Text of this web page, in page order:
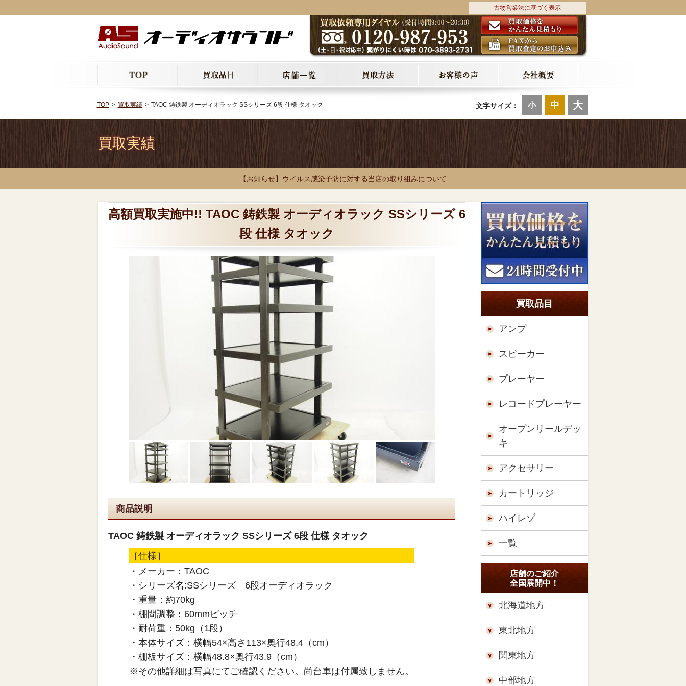
古物営業法に基づく表示
文字サイズ： 小 中 大
TOP 買取実績 TAOC 鋳鉄製 オーディオラック SSシリーズ 6段 仕様 タオック
買取実績
【お知らせ】ウイルス感染予防に対する当店の取り組みについて
高額買取実施中!! TAOC 鋳鉄製 オーディオラック SSシリーズ 6
段 仕様 タオック
商品説明
TAOC 鋳鉄製 オーディオラック SSシリーズ 6段 仕様 タオック
［仕様］
・メーカー：TAOC
・シリーズ名:SSシリーズ 6段オーディオラック
・重量：約70kg
・棚間調整：60mmピッチ
・耐荷重：50kg（1段）
・本体サイズ：横幅54×高さ113×奥行48.4（cm）
・棚板サイズ：横幅48.8×奥行43.9（cm）
※その他詳細は写真にてご確認ください。尚台車は付属致しません。
買取品目
アンプ
スピーカー
プレーヤー
レコードプレーヤー
オープンリールデッ
キ
アクセサリー
カートリッジ
ハイレゾ
一覧
店舗のご紹介
全国展開中！
北海道地方
東北地方
関東地方
中部地方